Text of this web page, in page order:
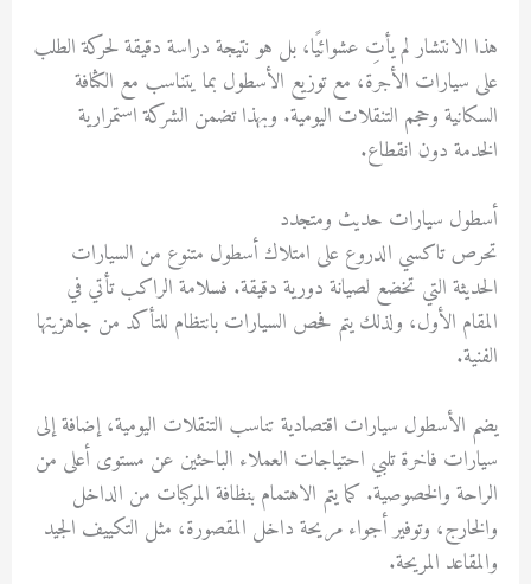
هذا الانتشار لم يأتِ عشوائيًا، بل هو نتيجة دراسة دقيقة لحركة الطلب
على سيارات الأجرة، مع توزيع الأسطول بما يتناسب مع الكثافة
السكانية وحجم التنقلات اليومية. وبهذا تضمن الشركة استمرارية
الخدمة دون انقطاع.
أسطول سيارات حديث ومتجدد
تحرص تاكسي الدروع على امتلاك أسطول متنوع من السيارات
الحديثة التي تخضع لصيانة دورية دقيقة. فسلامة الراكب تأتي في
المقام الأول، ولذلك يتم فحص السيارات بانتظام للتأكد من جاهزيتها
الفنية.
يضم الأسطول سيارات اقتصادية تناسب التنقلات اليومية، إضافة إلى
سيارات فاخرة تلبي احتياجات العملاء الباحثين عن مستوى أعلى من
الراحة والخصوصية. كما يتم الاهتمام بنظافة المركبات من الداخل
والخارج، وتوفير أجواء مريحة داخل المقصورة، مثل التكييف الجيد
والمقاعد المريحة.